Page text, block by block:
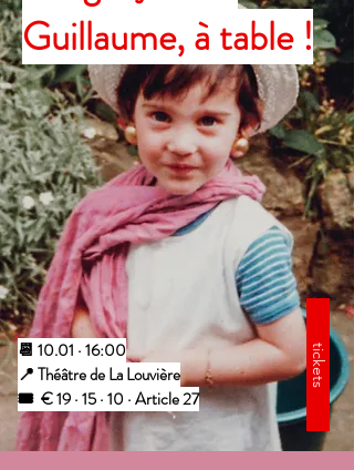
Guillaume, à table !
📆 10.01 · 16:00
📍 Théâtre de La Louvière
🎟️ € 19 · 15 · 10 · Article 27
tickets